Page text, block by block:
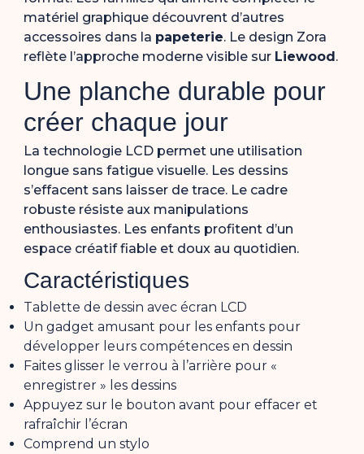
matériel graphique découvrent d’autres
accessoires dans la papeterie. Le design Zora
reflète l’approche moderne visible sur Liewood .
Une planche durable pour
créer chaque jour
La technologie LCD permet une utilisation
longue sans fatigue visuelle. Les dessins
s’effacent sans laisser de trace. Le cadre
robuste résiste aux manipulations
enthousiastes. Les enfants profitent d’un
espace créatif fiable et doux au quotidien.
Caractéristiques
Tablette de dessin avec écran LCD
Un gadget amusant pour les enfants pour
développer leurs compétences en dessin
Faites glisser le verrou à l’arrière pour «
enregistrer » les dessins
Appuyez sur le bouton avant pour effacer et
rafraîchir l’écran
Comprend un stylo